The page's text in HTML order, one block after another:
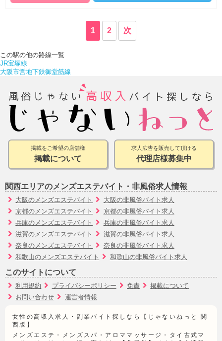
1 2 次
この駅の他の路線一覧
JR宝塚線
大阪市営地下鉄御堂筋線
掲載をご希望の店舗様
掲載について
求人広告を販売して頂ける
代理店様募集中
関西エリアのメンズエステバイト・非風俗求人情報
大阪のメンズエステバイト
大阪の非風俗バイト求人
京都のメンズエステバイト
京都の非風俗バイト求人
兵庫のメンズエステバイト
兵庫の非風俗バイト求人
滋賀のメンズエステバイト
滋賀の非風俗バイト求人
奈良のメンズエステバイト
奈良の非風俗バイト求人
和歌山のメンズエステバイト
和歌山の非風俗バイト求人
このサイトについて
利用規約 プライバシーポリシー 免責
掲載について
お問い合わせ
運営者情報
女性の高収入求人・副業バイト探しなら【じゃないねっと 関
西版】
メンズエステ・メンズスパ・アロママッサージ・タイ古式マ